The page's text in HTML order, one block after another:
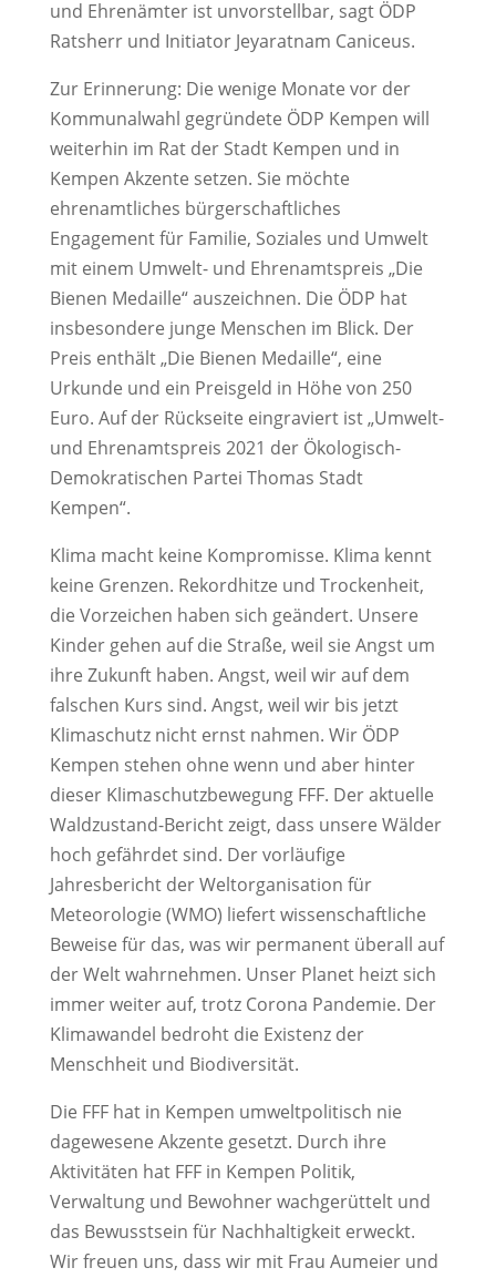
und Ehrenämter ist unvorstellbar, sagt ÖDP
Ratsherr und Initiator Jeyaratnam Caniceus.
Zur Erinnerung: Die wenige Monate vor der
Kommunalwahl gegründete ÖDP Kempen will
weiterhin im Rat der Stadt Kempen und in
Kempen Akzente setzen. Sie möchte
ehrenamtliches bürgerschaftliches
Engagement für Familie, Soziales und Umwelt
mit einem Umwelt- und Ehrenamtspreis „Die
Bienen Medaille“ auszeichnen. Die ÖDP hat
insbesondere junge Menschen im Blick. Der
Preis enthält „Die Bienen Medaille“, eine
Urkunde und ein Preisgeld in Höhe von 250
Euro. Auf der Rückseite eingraviert ist „Umwelt-
und Ehrenamtspreis 2021 der Ökologisch-
Demokratischen Partei Thomas Stadt
Kempen“.
Klima macht keine Kompromisse. Klima kennt
keine Grenzen. Rekordhitze und Trockenheit,
die Vorzeichen haben sich geändert. Unsere
Kinder gehen auf die Straße, weil sie Angst um
ihre Zukunft haben. Angst, weil wir auf dem
falschen Kurs sind. Angst, weil wir bis jetzt
Klimaschutz nicht ernst nahmen. Wir ÖDP
Kempen stehen ohne wenn und aber hinter
dieser Klimaschutzbewegung FFF. Der aktuelle
Waldzustand-Bericht zeigt, dass unsere Wälder
hoch gefährdet sind. Der vorläufige
Jahresbericht der Weltorganisation für
Meteorologie (WMO) liefert wissenschaftliche
Beweise für das, was wir permanent überall auf
der Welt wahrnehmen. Unser Planet heizt sich
immer weiter auf, trotz Corona Pandemie. Der
Klimawandel bedroht die Existenz der
Menschheit und Biodiversität.
Die FFF hat in Kempen umweltpolitisch nie
dagewesene Akzente gesetzt. Durch ihre
Aktivitäten hat FFF in Kempen Politik,
Verwaltung und Bewohner wachgerüttelt und
das Bewusstsein für Nachhaltigkeit erweckt.
Wir freuen uns, dass wir mit Frau Aumeier und